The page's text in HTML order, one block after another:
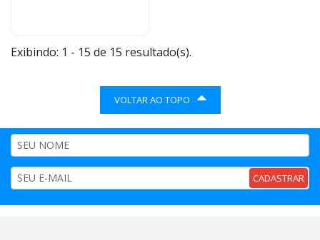
Exibindo: 1 - 15 de 15 resultado(s).
VOLTAR AO TOPO
CADASTRAR